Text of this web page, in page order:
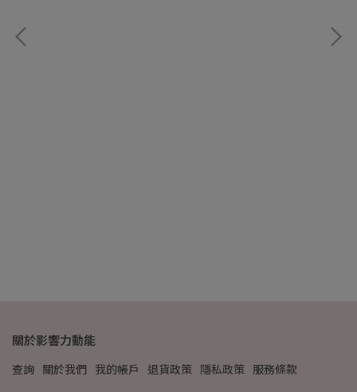
關於影響力動能
查詢 關於我們 我的帳戶 退貨政策 隱私政策 服務條款